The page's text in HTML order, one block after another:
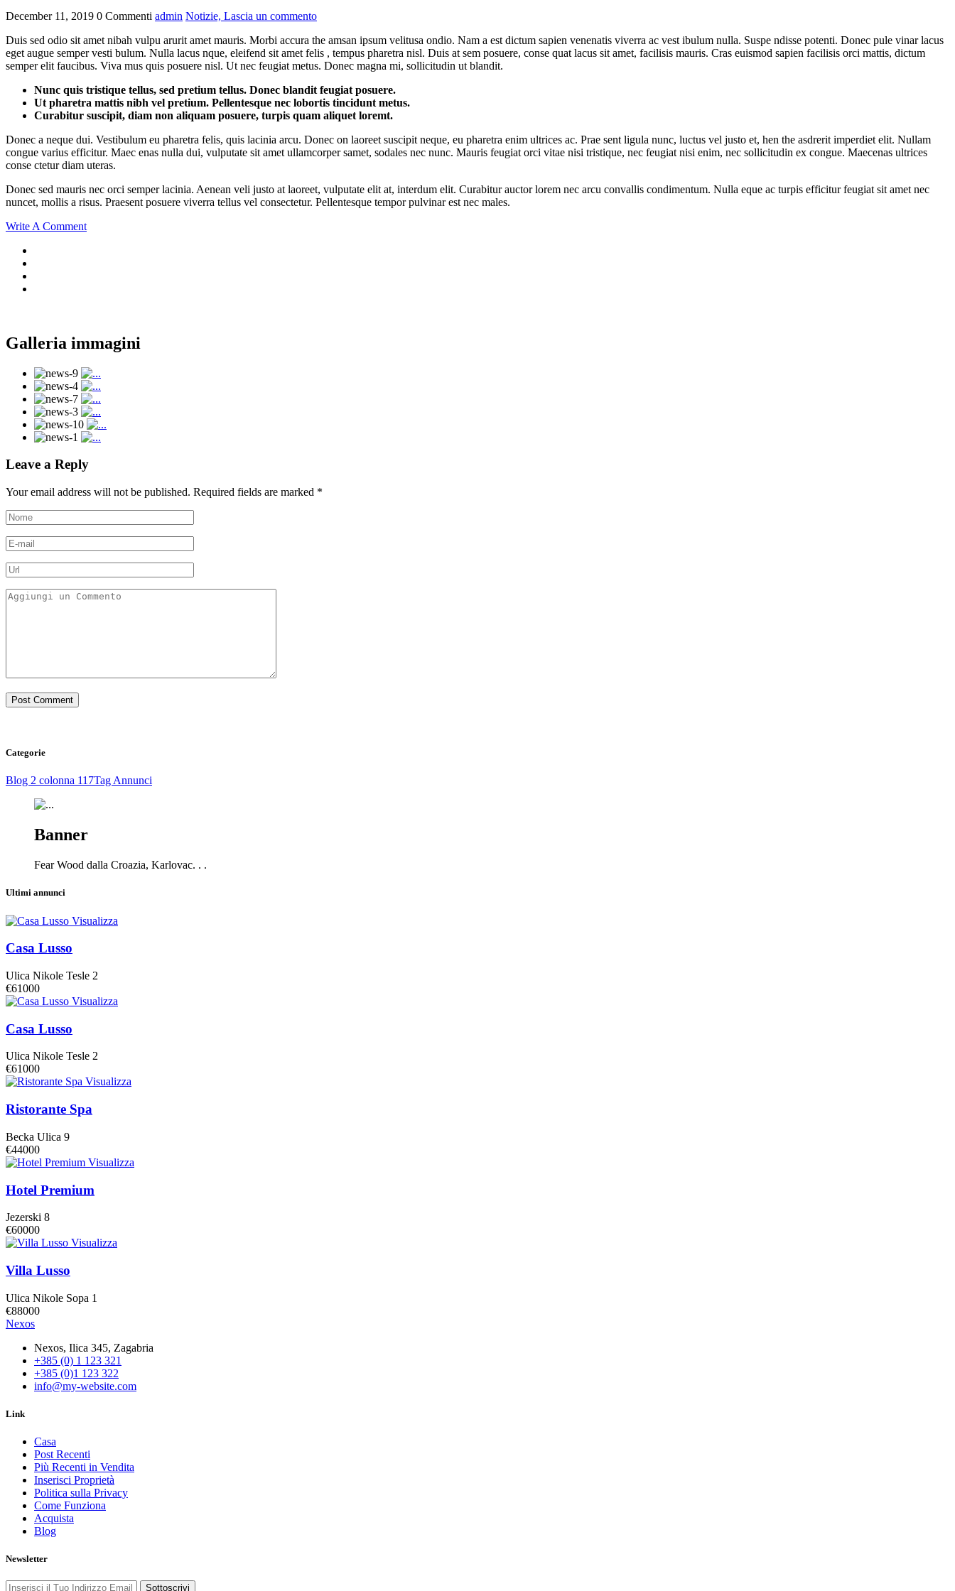
December 11, 2019 0 Commenti admin Notizie, Lascia un commento
Duis sed odio sit amet nibah vulpu arurit amet mauris. Morbi accura the amsan ipsum velitusa ondio. Nam a est dictum sapien venenatis viverra ac vest ibulum nulla. Suspe ndisse potenti. Donec pule vinar lacus
eget augue semper vesti bulum. Nulla lacus nque, eleifend sit amet felis , tempus pharetra nisl. Duis at sem posuere, conse quat lacus sit amet, facilisis mauris. Cras euismod sapien facilisis orci mattis, dictum
semper elit faucibus. Viva mus quis posuere nisl. Ut nec feugiat metus. Donec magna mi, sollicitudin ut blandit.
Nunc quis tristique tellus, sed pretium tellus. Donec blandit feugiat posuere.
Ut pharetra mattis nibh vel pretium. Pellentesque nec lobortis tincidunt metus.
Curabitur suscipit, diam non aliquam posuere, turpis quam aliquet loremt.
Donec a neque dui. Vestibulum eu pharetra felis, quis lacinia arcu. Donec on laoreet suscipit neque, eu pharetra enim ultrices ac. Prae sent ligula nunc, luctus vel justo et, hen the asdrerit imperdiet elit. Nullam
congue varius efficitur. Maec enas nulla dui, vulputate sit amet ullamcorper samet, sodales nec nunc. Mauris feugiat orci vitae nisi tristique, nec feugiat nisi enim, nec sollicitudin ex congue. Maecenas ultrices
conse ctetur diam uteras.
Donec sed mauris nec orci semper lacinia. Aenean veli justo at laoreet, vulputate elit at, interdum elit. Curabitur auctor lorem nec arcu convallis condimentum. Nulla eque ac turpis efficitur feugiat sit amet nec
nuncet, mollis a risus. Praesent posuere viverra tellus vel consectetur. Pellentesque tempor pulvinar est nec males.
Write A Comment
Galleria immagini
Leave a Reply
Your email address will not be published. Required fields are marked *
Categorie
Blog 2 colonna 117Tag Annunci
Banner
Fear Wood dalla Croazia, Karlovac. . .
Ultimi annunci
Visualizza
Casa Lusso
Ulica Nikole Tesle 2
€61000
Visualizza
Casa Lusso
Ulica Nikole Tesle 2
€61000
Visualizza
Ristorante Spa
Becka Ulica 9
€44000
Visualizza
Hotel Premium
Jezerski 8
€60000
Visualizza
Villa Lusso
Ulica Nikole Sopa 1
€88000
Nexos
Nexos, Ilica 345, Zagabria
+385 (0) 1 123 321
+385 (0)1 123 322
info@my-website.com
Link
Casa
Post Recenti
Più Recenti in Vendita
Inserisci Proprietà
Politica sulla Privacy
Come Funziona
Acquista
Blog
Newsletter
Sottoscrivi